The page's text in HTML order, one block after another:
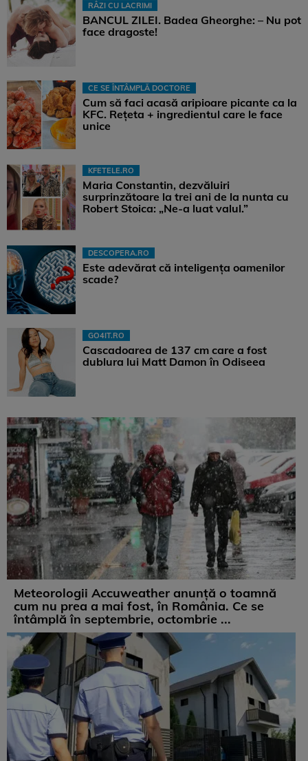
RÂZI CU LACRIMI
BANCUL ZILEI. Badea Gheorghe: – Nu pot
face dragoste!
CE SE ÎNTÂMPLĂ DOCTORE
Cum să faci acasă aripioare picante ca la
KFC. Rețeta + ingredientul care le face
unice
KFETELE.RO
Maria Constantin, dezvăluiri
surprinzătoare la trei ani de la nunta cu
Robert Stoica: „Ne-a luat valul.”
DESCOPERA.RO
Este adevărat că inteligența oamenilor
scade?
GO4IT.RO
Cascadoarea de 137 cm care a fost
dublura lui Matt Damon în Odiseea
Meteorologii Accuweather anunță o toamnă
cum nu prea a mai fost, în România. Ce se
întâmplă în septembrie, octombrie ...